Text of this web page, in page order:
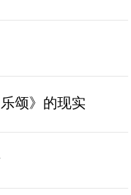
颂》的现实